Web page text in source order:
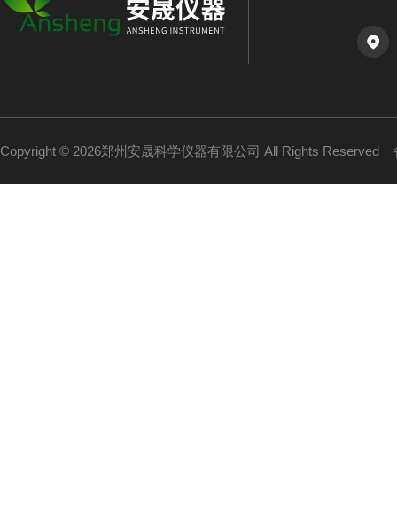
Copyright © 2026郑州安晟科学仪器有限公司 All Rights Reserved